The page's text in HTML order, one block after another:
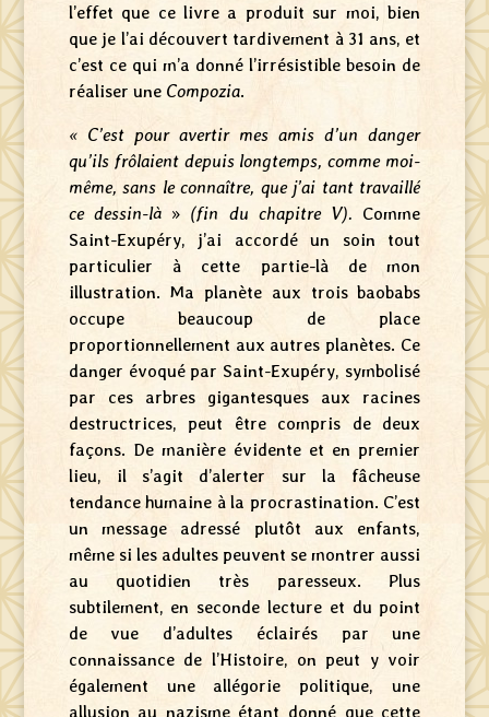
l’effet que ce livre a produit sur moi, bien
que je l’ai découvert tardivement à 31 ans, et
c’est ce qui m’a donné l’irrésistible besoin de
réaliser une Compozia.
« C’est pour avertir mes amis d’un danger
qu’ils frôlaient depuis longtemps, comme moi-
même, sans le connaître, que j’ai tant travaillé
ce dessin-là » (fin du chapitre V). Comme
Saint-Exupéry, j’ai accordé un soin tout
particulier à cette partie-là de mon
illustration. Ma planète aux trois baobabs
occupe beaucoup de place
proportionnellement aux autres planètes. Ce
danger évoqué par Saint-Exupéry, symbolisé
par ces arbres gigantesques aux racines
destructrices, peut être compris de deux
façons. De manière évidente et en premier
lieu, il s’agit d’alerter sur la fâcheuse
tendance humaine à la procrastination. C’est
un message adressé plutôt aux enfants,
même si les adultes peuvent se montrer aussi
au quotidien très paresseux. Plus
subtilement, en seconde lecture et du point
de vue d’adultes éclairés par une
connaissance de l’Histoire, on peut y voir
également une allégorie politique, une
allusion au nazisme étant donné que cette